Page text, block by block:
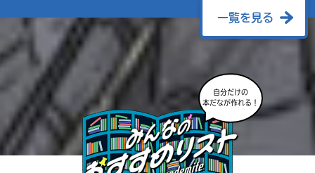
一覧を見る
自分だけの
本だなが作れる！